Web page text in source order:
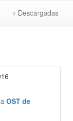
+ Descargadas
OST de